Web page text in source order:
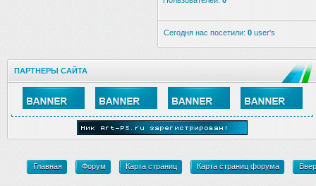
Сегодня нас посетили: 0 user's
ПАРТНЕРЫ САЙТА
Главная Форум Карта страниц Карта страниц форума